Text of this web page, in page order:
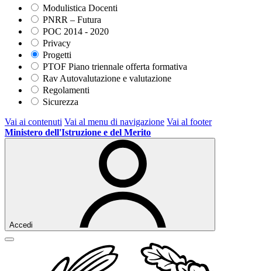
Modulistica Docenti
PNRR – Futura
POC 2014 - 2020
Privacy
Progetti
PTOF Piano triennale offerta formativa
Rav Autovalutazione e valutazione
Regolamenti
Sicurezza
Vai ai contenuti Vai al menu di navigazione Vai al footer
Ministero dell'Istruzione e del Merito
Accedi